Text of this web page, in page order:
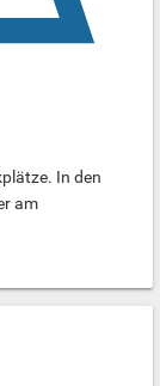
In den
am